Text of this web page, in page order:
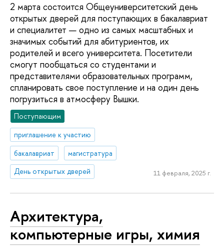
2 марта состоится Общеуниверситетский день
открытых дверей для поступающих в бакалавриат
и специалитет — одно из самых масштабных и
значимых событий для абитуриентов, их
родителей и всего университета. Посетители
смогут пообщаться со студентами и
представителями образовательных программ,
спланировать свое поступление и на один день
погрузиться в атмосферу Вышки.
Поступающим
приглашение к участию
бакалавриат
магистратура
День открытых дверей
11 февраля, 2025 г.
Архитектура,
компьютерные игры, химия